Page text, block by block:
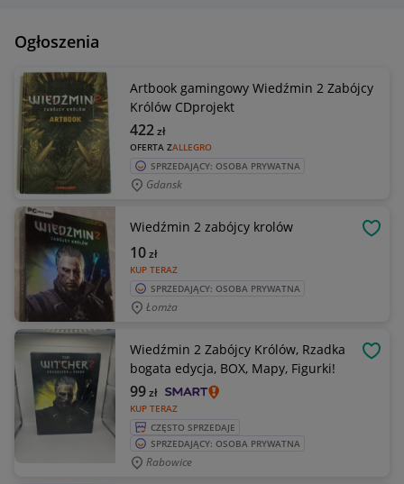
Ogłoszenia
Artbook gamingowy Wiedźmin 2 Zabójcy
Królów CDprojekt
OFERTA ZALLEGRO
422zł
SPRZEDAJĄCY: OSOBA PRYWATNA
Gdansk
Wiedźmin 2 zabójcy krolów
KUP TERAZ
10zł
SPRZEDAJĄCY: OSOBA PRYWATNA
Łomża
Wiedźmin 2 Zabójcy Królów, Rzadka
bogata edycja, BOX, Mapy, Figurki!
KUP TERAZ
99zł
CZĘSTO SPRZEDAJE
SPRZEDAJĄCY: OSOBA PRYWATNA
Rabowice